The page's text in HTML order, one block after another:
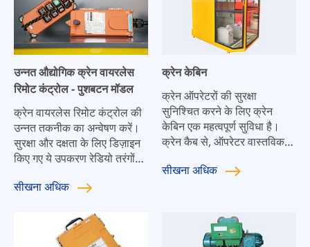
उन्नत औद्योगिक क्रेन वायरलेस
रिमोट कंट्रोल - पुशबटन मॉडल
क्रेन वायरलेस रिमोट कंट्रोल की
उन्नत तकनीक का अन्वेषण करें।
सुरक्षा और दक्षता के लिए डिज़ाइन
किए गए ये उपकरण रेडियो तरंगों
जैसे कि दूर से भार उठाने, नीचे
उत्तरदायी नियंत्रण को सक्षम करते
सीखनाअधिक
क्रेन केबिन
क्रेन ऑपरेटरों की सुरक्षा
सुनिश्चित करने के लिए क्रेन
केबिन एक महत्वपूर्ण सुविधा है।
क्रेन कैब से, ऑपरेटर वास्तविक
आवाजाही की निगरानी कर सकता
सीखनाअधिक